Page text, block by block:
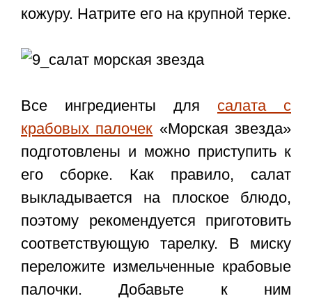
кожуру. Натрите его на крупной терке.
Все ингредиенты для салата с
крабовых палочек «Морская звезда»
подготовлены и можно приступить к
его сборке. Как правило, салат
выкладывается на плоское блюдо,
поэтому рекомендуется приготовить
соответствующую тарелку. В миску
переложите измельченные крабовые
палочки. Добавьте к ним